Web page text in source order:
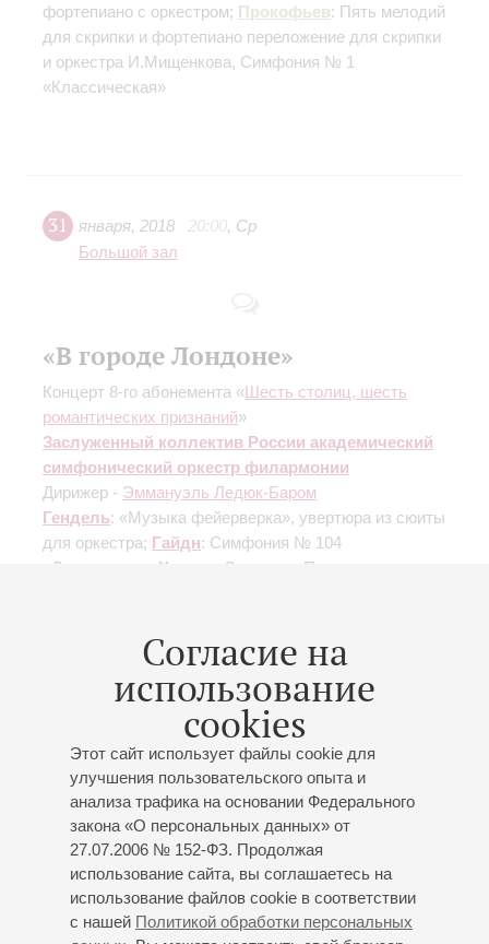
Согласие на
использование
cookies
Этот сайт использует файлы cookie для
улучшения пользовательского опыта и
анализа трафика на основании Федерального
закона «О персональных данных» от
27.07.2006 № 152-ФЗ. Продолжая
использование сайта, вы соглашаетесь на
использование файлов cookie в соответствии
с нашей Политикой обработки персональных
фортепиано с оркестром; Прокофьев: Пять мелодий
для скрипки и фортепиано переложение для скрипки
и оркестра И.Мищенкова, Симфония № 1
«Классическая»
31 января, 2018 20:00, Ср
Большой зал
«В городе Лондоне»
Концерт 8-го абонемента «Шесть столиц, шесть
романтических признаний»
Заслуженный коллектив России академический
симфонический оркестр филармонии
Дирижер - Эммануэль Ледюк-Баром
Гендель: «Музыка фейерверка», увертюра из сюиты
для оркестра; Гайдн: Симфония № 104
«Лондонская»; Холст
: «Сюита св. Павла» для
Лоу: Симфоническая сюита из мюзикла
«Моя прекрасная леди»
декабря,2013 15:00,Вс
Большой зал
Разные истории для детей и их
родителей
Сказки читает Николай Буров